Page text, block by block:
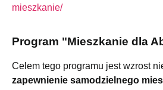
mieszkanie/
Program "Mieszkanie dla
Celem tego programu jest wzrost
zapewnienie samodzielnego